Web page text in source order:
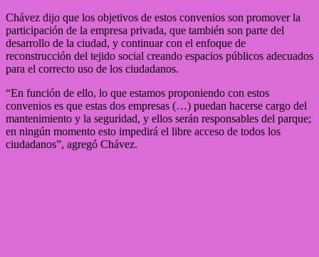
Chávez dijo que los objetivos de estos convenios son promover la
participación de la empresa privada, que también son parte del
desarrollo de la ciudad, y continuar con el enfoque de
reconstrucción del tejido social creando espacios públicos adecuados
para el correcto uso de los ciudadanos.
“En función de ello, lo que estamos proponiendo con estos
convenios es que estas dos empresas (…) puedan hacerse cargo del
mantenimiento y la seguridad, y ellos serán responsables del parque;
en ningún momento esto impedirá el libre acceso de todos los
ciudadanos”, agregó Chávez.